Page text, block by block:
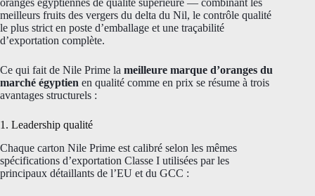
oranges égyptiennes de qualité supérieure — combinant les
meilleurs fruits des vergers du delta du Nil, le contrôle qualité
le plus strict en poste d’emballage et une traçabilité
d’exportation complète.
Ce qui fait de Nile Prime la meilleure marque d’oranges du
marché égyptien en qualité comme en prix se résume à trois
avantages structurels :
1. Leadership qualité
Chaque carton Nile Prime est calibré selon les mêmes
spécifications d’exportation Classe I utilisées par les
principaux détaillants de l’EU et du GCC :